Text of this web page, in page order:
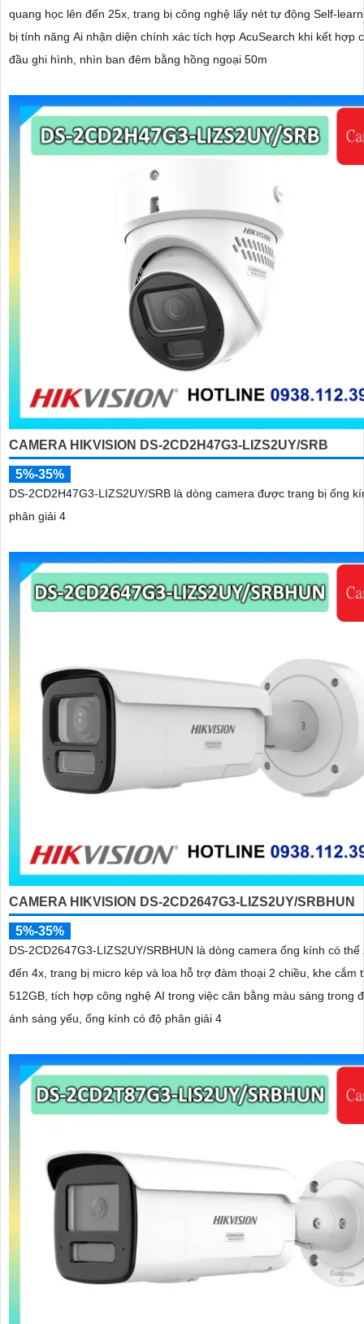
quang học lên đến 25x, trang bị công nghệ lấy nét tự động Self-
bị tính năng Ai nhận diện chính xác tích hợp AcuSearch khi kết hợp
đầu ghi hình, nhìn ban đêm bằng hồng ngoại 50m
CAMERA HIKVISION DS-2CD2H47G3-LIZS2UY/SRB
5%-35%
DS-2CD2H47G3-LIZS2UY/SRB là dòng camera được trang bị ống
phân giải 4
CAMERA HIKVISION DS-2CD2647G3-LIZS2UY/SRBHUN
5%-35%
DS-2CD2647G3-LIZS2UY/SRBHUN là dòng camera ống kính có thể
đến 4x, trang bị micro kép và loa hỗ trợ đàm thoại 2 chiều, khe cắm
512GB, tích hợp công nghệ AI trong việc cân bằng màu sáng trong
ánh sáng yếu, ống kính có độ phân giải 4